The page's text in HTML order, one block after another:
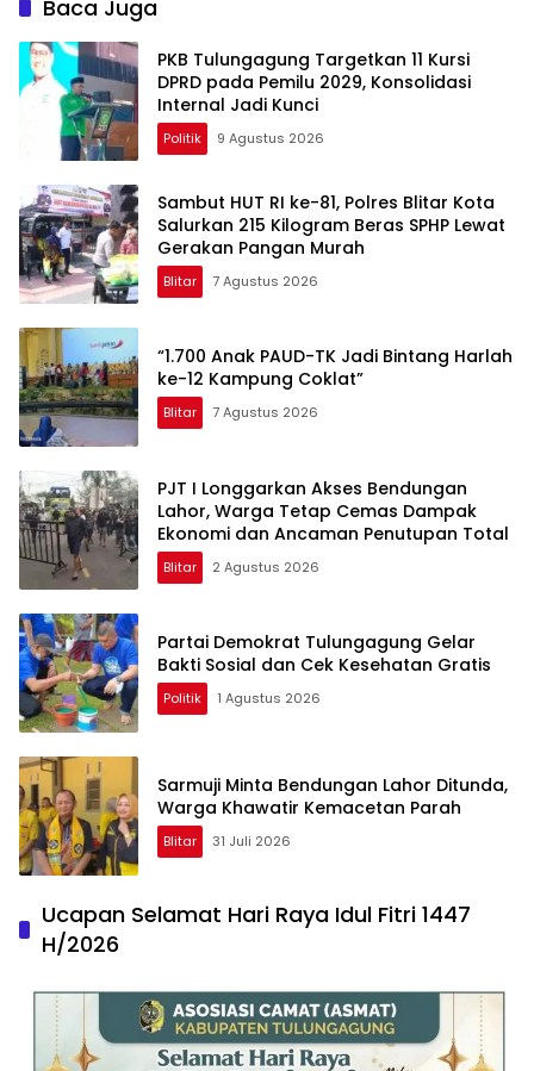
Baca Juga
PKB Tulungagung Targetkan 11 Kursi
DPRD pada Pemilu 2029, Konsolidasi
Internal Jadi Kunci
Politik 9 Agustus 2026
Sambut HUT RI ke-81, Polres Blitar Kota
Salurkan 215 Kilogram Beras SPHP Lewat
Gerakan Pangan Murah
Blitar 7 Agustus 2026
“1.700 Anak PAUD-TK Jadi Bintang Harlah
ke-12 Kampung Coklat”
Blitar 7 Agustus 2026
PJT I Longgarkan Akses Bendungan
Lahor, Warga Tetap Cemas Dampak
Ekonomi dan Ancaman Penutupan Total
Blitar 2 Agustus 2026
Partai Demokrat Tulungagung Gelar
Bakti Sosial dan Cek Kesehatan Gratis
Politik 1 Agustus 2026
Sarmuji Minta Bendungan Lahor Ditunda,
Warga Khawatir Kemacetan Parah
Blitar 31 Juli 2026
Ucapan Selamat Hari Raya Idul Fitri 1447
H/2026